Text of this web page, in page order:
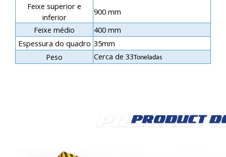
Feixe superior e
inferior
900 mm
Feixe médio
400 mm
Espessura do quadro 35mm
Peso
Cerca de 33Toneladas